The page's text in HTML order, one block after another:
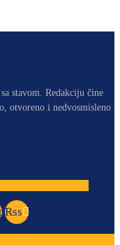
stavom. Redakciju čine
otvoreno i nedvosmisleno
Rss